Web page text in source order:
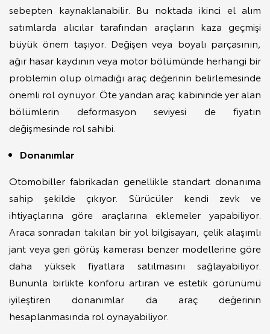
sebepten kaynaklanabilir. Bu noktada ikinci el alım
satımlarda alıcılar tarafından araçların kaza geçmişi
büyük önem taşıyor. Değişen veya boyalı parçasının,
ağır hasar kaydının veya motor bölümünde herhangi bir
problemin olup olmadığı araç değerinin belirlemesinde
önemli rol oynuyor. Öte yandan araç kabininde yer alan
bölümlerin deformasyon seviyesi de fiyatın
değişmesinde rol sahibi.
Donanımlar
Otomobiller fabrikadan genellikle standart donanıma
sahip şekilde çıkıyor. Sürücüler kendi zevk ve
ihtiyaçlarına göre araçlarına eklemeler yapabiliyor.
Araca sonradan takılan bir yol bilgisayarı, çelik alaşımlı
jant veya geri görüş kamerası benzer modellerine göre
daha yüksek fiyatlara satılmasını sağlayabiliyor.
Bununla birlikte konforu artıran ve estetik görünümü
iyileştiren donanımlar da araç değerinin
hesaplanmasında rol oynayabiliyor.